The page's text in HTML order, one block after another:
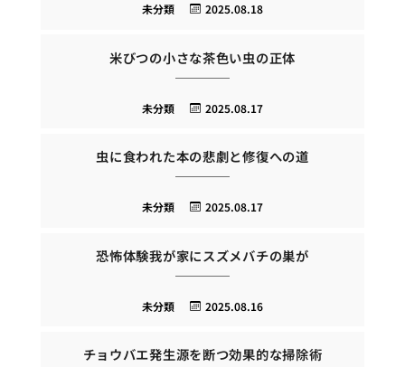
2025.08.18
未分類
米びつの小さな茶色い虫の正体
2025.08.17
未分類
虫に食われた本の悲劇と修復への道
2025.08.17
未分類
恐怖体験我が家にスズメバチの巣が
2025.08.16
未分類
チョウバエ発生源を断つ効果的な掃除術